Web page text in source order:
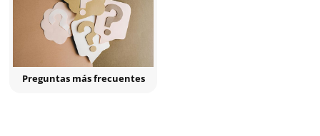
Preguntas más frecuentes